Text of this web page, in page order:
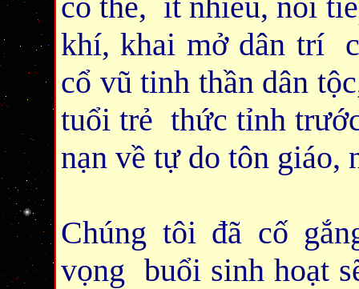
khí, khai mở dân trí
cổ vũ tinh thần dân
tuổi trẻ thức tỉnh
nạn về tự do tôn giáo,
Chúng tôi đã cố
vọng buổi sinh hoạt